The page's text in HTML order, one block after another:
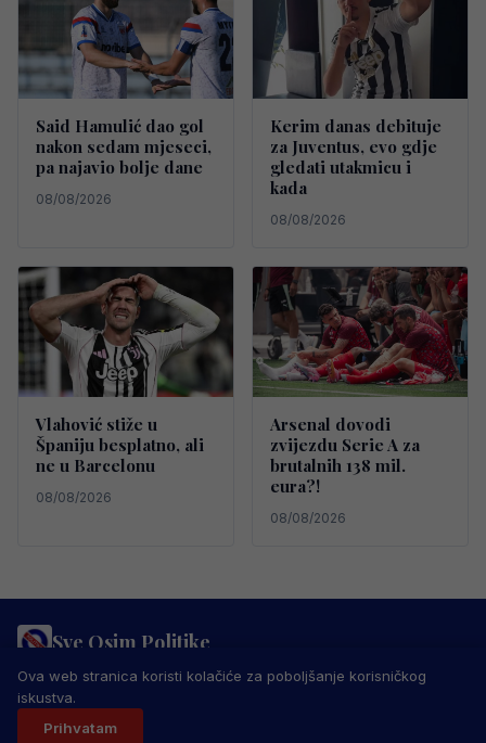
Said Hamulić dao gol
nakon sedam mjeseci,
pa najavio bolje dane
08/08/2026
Kerim danas debituje
za Juventus, evo gdje
gledati utakmicu i
kada
08/08/2026
Vlahović stiže u
Španiju besplatno, ali
ne u Barcelonu
08/08/2026
Arsenal dovodi
zvijezdu Serie A za
brutalnih 138 mil.
eura?!
08/08/2026
Sve Osim Politike
PRAVILA PRIVATNOSTI MARKETING
USLOVI KORIŠTENJA
IMPRESSUM
© 2026 Sve Osim Politike. Sva prava zadržana.
Ova web stranica koristi kolačiće za poboljšanje korisničkog
iskustva.
Prihvatam